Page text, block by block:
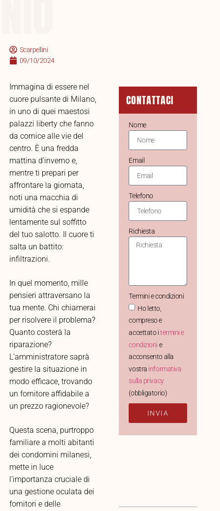
Scarpellini
09/10/2024
Immagina di essere nel
cuore pulsante di Milano,
in uno di quei maestosi
palazzi liberty che fanno
da cornice alle vie del
centro. È una fredda
mattina d’inverno e,
mentre ti prepari per
affrontare la giornata,
noti una macchia di
umidità che si espande
lentamente sul soffitto
del tuo salotto. Il cuore ti
salta un battito:
infiltrazioni.
In quel momento, mille
pensieri attraversano la
tua mente. Chi chiamerai
per risolvere il problema?
Quanto costerà la
riparazione?
L’amministratore saprà
gestire la situazione in
modo efficace, trovando
un fornitore affidabile a
un prezzo ragionevole?
Questa scena, purtroppo
familiare a molti abitanti
dei condomini milanesi,
mette in luce
l’importanza cruciale di
una gestione oculata dei
fornitori e delle
CONTATTACI
Nome
Email
Telefono
Richiesta
Termini e condizioni
Ho letto,
compreso e
accettato itermini e
condizioni e
acconsento alla
vostra informativa
sulla privacy
(obbligatorio)
INVIA